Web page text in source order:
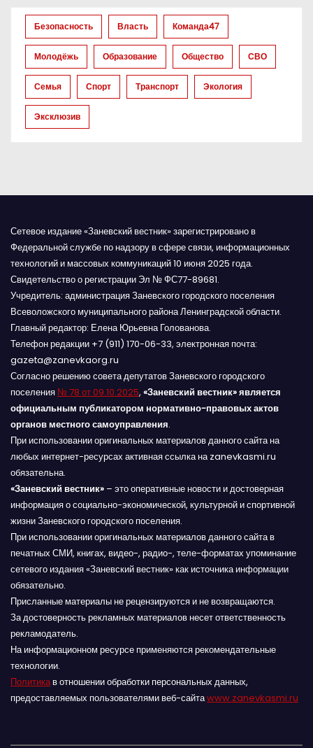
з
а
п
и
с
м
Безопасность Власть Команда47
Молодёжь Образование Общество СВО
Семья Спорт Транспорт Экология
Эксклюзив
Сетевое издание «Заневский вестник» зарегистрировано в
Федеральной службе по надзору в сфере связи, информационных
технологий и массовых коммуникаций 10 июня 2025 года.
Свидетельство о регистрации Эл № ФС77-89681.
Учредитель: администрация Заневского городского поселения
Всеволожского муниципального района Ленинградской области.
Главный редактор: Елена Юрьевна Голованова.
Телефон редакции +7 (911) 170-06-33, электронная почта:
gazeta@zanevkaorg.ru
Согласно решению совета депутатов Заневского городского
поселения № 78 от 09.10.2025, «Заневский вестник» является
официальным публикатором нормативно-правовых актов
органов местного самоуправления.
При использовании оригинальных материалов данного сайта на
любых интернет-ресурсах активная ссылка на zanevkasmi.ru
обязательна.
«Заневский вестник» – это оперативные новости и достоверная
информация о социально-экономической, культурной и спортивной
жизни Заневского городского поселения.
При использовании оригинальных материалов данного сайта в
печатных СМИ, книгах, видео-, радио-, теле-форматах упоминание
сетевого издания «Заневский вестник» как источника информации
обязательно.
Присланные материалы не рецензируются и не возвращаются.
За достоверность рекламных материалов несет ответственность
рекламодатель.
На информационном ресурсе применяются рекомендательные
технологии.
Политикав отношении обработки персональных данных,
предоставляемых пользователями веб-сайтаwww.zanevkasmi.ru